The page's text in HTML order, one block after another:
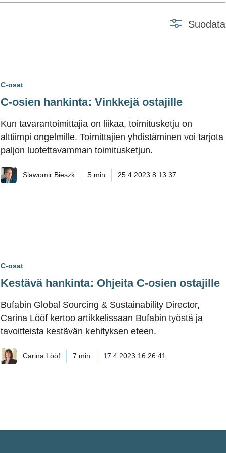
Suodata
C-osat
C-osien hankinta: Vinkkejä ostajille
Kun tavarantoimittajia on liikaa, toimitusketju on
alttiimpi ongelmille. Toimittajien yhdistäminen voi tarjota
paljon luotettavamman toimitusketjun.
Slawomir Bieszk 5 min 25.4.2023 8.13.37
C-osat
Kestävä hankinta: Ohjeita C-osien ostajille
Bufabin Global Sourcing & Sustainability Director,
Carina Lööf kertoo artikkelissaan Bufabin työstä ja
tavoitteista kestävän kehityksen eteen.
Carina Lööf 7 min 17.4.2023 16.26.41